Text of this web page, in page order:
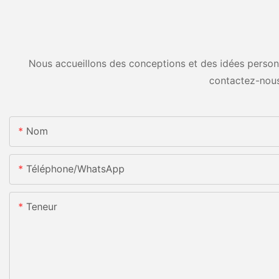
Nous accueillons des conceptions et des idées
contactez-
Nom
Téléphone/WhatsApp
Teneur